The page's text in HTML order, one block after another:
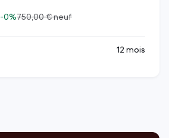
-0%750,00 €neuf
12 mois